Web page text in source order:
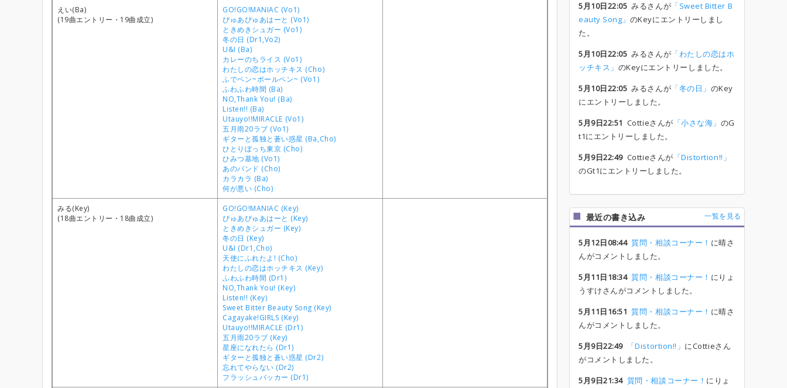
えい(Ba)
(19曲エントリー・19曲成立)
GO!GO!MANIAC (Vo1)
ぴゅあぴゅあはーと (Vo1)
ときめきシュガー (Vo1)
冬の日 (Dr1,Vo2)
U&I (Ba)
カレーのちライス (Vo1)
わたしの恋はホッチキス (Cho)
ふでペン~ボールペン~ (Vo1)
ふわふわ時間 (Ba)
NO,Thank You! (Ba)
Listen!! (Ba)
Utauyo!!MIRACLE (Vo1)
五月雨20ラブ (Vo1)
ギターと孤独と蒼い惑星 (Ba,Cho)
ひとりぼっち東京 (Cho)
ひみつ基地 (Vo1)
あのバンド (Cho)
カラカラ (Ba)
何が悪い (Cho)
みる(Key)
(18曲エントリー・18曲成立)
GO!GO!MANIAC (Key)
ぴゅあぴゅあはーと (Key)
ときめきシュガー (Key)
冬の日 (Key)
U&I (Dr1,Cho)
天使にふれたよ! (Cho)
わたしの恋はホッチキス (Key)
ふわふわ時間 (Dr1)
NO,Thank You! (Key)
Listen!! (Key)
Sweet Bitter Beauty Song (Key)
Cagayake!GIRLS (Key)
Utauyo!!MIRACLE (Dr1)
五月雨20ラブ (Key)
星座になれたら (Dr1)
ギターと孤独と蒼い惑星 (Dr2)
忘れてやらない (Dr2)
フラッシュバッカー (Dr1)
5月10日22:05 みるさんが 「Sweet Bitter B
eauty Song」 のKeyにエントリーしまし
た。
5月10日22:05 みるさんが 「わたしの恋はホ
ッチキス」 のKeyにエントリーしました。
5月10日22:05 みるさんが 「冬の日」 のKey
にエントリーしました。
5月9日22:51 Cottieさんが 「小さな海」 のG
t1にエントリーしました。
5月9日22:49Cottieさんが 「Distortion!!」
のGt1にエントリーしました。
最近の書き込み 一覧を見る
5月12日08:44 質問・相談コーナー！ に晴さ
んがコメントしました。
5月11日18:34 質問・相談コーナー！ にりょ
うすけさんがコメントしました。
5月11日16:51 質問・相談コーナー！ に晴さ
んがコメントしました。
5月9日22:49
「Distortion!!」 にCottieさん
がコメントしました。
5月9日21:34 質問・相談コーナー！ にりょ